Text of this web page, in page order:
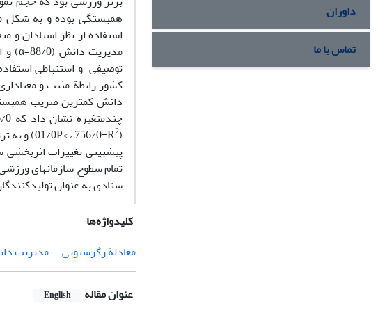
همبستگی بوده و به شکل
استفاده از نظر استادان و
توصیفی و استنباطی
کشور رابطة مثبت و
(01/0P< ، 756/0=R2
) و به­
تمام سطوح سازمان­های
ستادی به­ عنوان
کلیدواژه‌ها
معادلة رگرسیونی
مدیریت
عنوان مقاله English
داوران
تماس با ما